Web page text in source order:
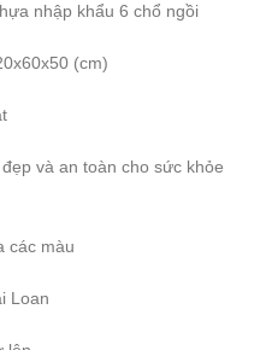
nhập khẩu 6 chổ ngồi
(cm)
và an toàn cho sức khỏe
các màu
Loan